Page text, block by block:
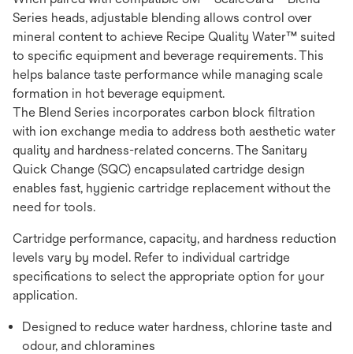
Series heads, adjustable blending allows control over
mineral content to achieve Recipe Quality Water™ suited
to specific equipment and beverage requirements. This
helps balance taste performance while managing scale
formation in hot beverage equipment.
The Blend Series incorporates carbon block filtration
with ion exchange media to address both aesthetic water
quality and hardness-related concerns. The Sanitary
Quick Change (SQC) encapsulated cartridge design
enables fast, hygienic cartridge replacement without the
need for tools.
Cartridge performance, capacity, and hardness reduction
levels vary by model. Refer to individual cartridge
specifications to select the appropriate option for your
application.
Designed to reduce water hardness, chlorine taste and
odour, and chloramines